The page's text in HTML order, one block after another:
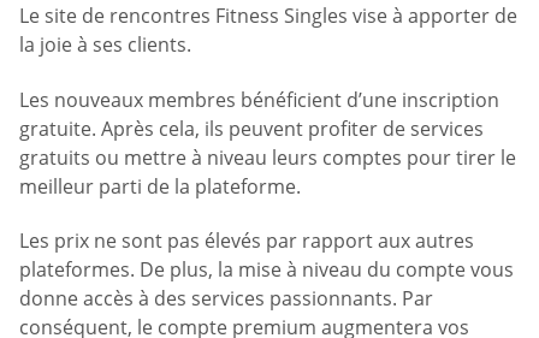
Le site de rencontres Fitness Singles vise à apporter de
la joie à ses clients.
Les nouveaux membres bénéficient d’une inscription
gratuite. Après cela, ils peuvent profiter de services
gratuits ou mettre à niveau leurs comptes pour tirer le
meilleur parti de la plateforme.
Les prix ne sont pas élevés par rapport aux autres
plateformes. De plus, la mise à niveau du compte vous
donne accès à des services passionnants. Par
conséquent, le compte premium augmentera vos